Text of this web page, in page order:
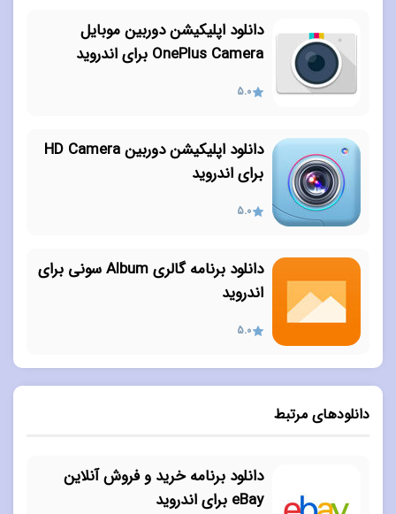
دانلودهای مرتبط
دانلود برنامه خرید و فروش آنلاین
eBay برای اندروید
دانلود اپلیکیشن دوربین موبایل
OnePlus Camera برای اندروید
5.0
دانلود اپلیکیشن دوربین HD Camera
برای اندروید
5.0
دانلود برنامه گالری Album سونی برای
اندروید
5.0